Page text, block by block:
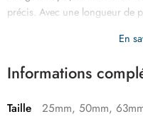
précis. Avec une longueur de
convenant aussi bien auxEn
Informations
Taille 25mm, 50mm,